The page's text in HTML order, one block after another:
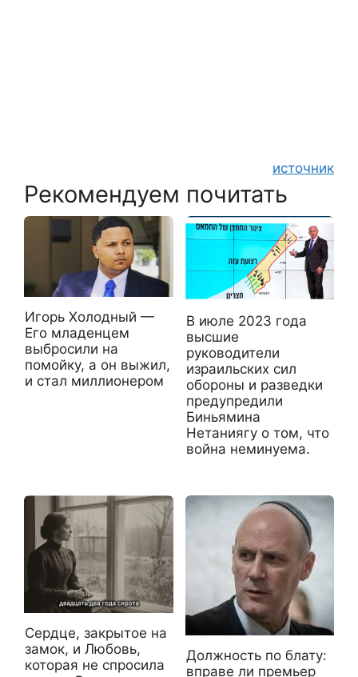
источник
Рекомендуем почитать
Игорь Холодный —
Его младенцем
выбросили на
помойку, а он выжил,
и стал миллионером
В июле 2023 года
высшие
руководители
израильских сил
обороны и разведки
предупредили
Биньямина
Нетаниягу о том, что
война неминуема.
Сердце, закрытое на
замок, и Любовь,
которая не спросила
Должность по блату:
вправе ли премьер